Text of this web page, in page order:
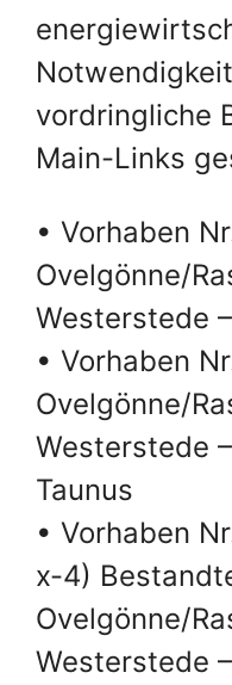
vordringliche
Main-Links
• Vorhaben
Ovelgönne/
Westerstede
• Vorhaben
Ovelgönne/
Westerstede
Taunus
• Vorhaben
x-4)
Ovelgönne/
Westerstede